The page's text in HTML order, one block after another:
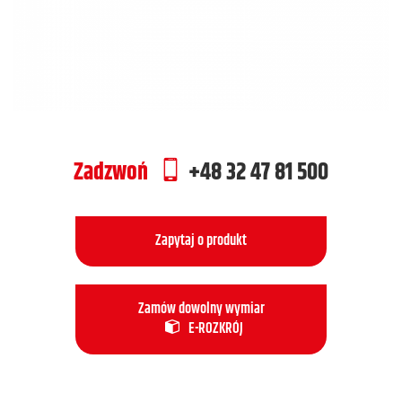
Zadzwoń +48 32 47 81 500
Zapytaj o produkt
Zamów dowolny wymiar
E-ROZKRÓJ